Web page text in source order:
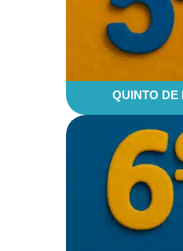
QUINTO DE